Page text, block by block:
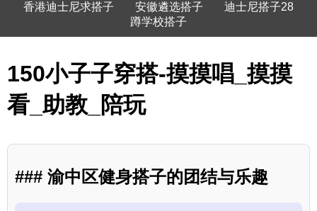
香港迪士尼求搭子
安徽遴选搭子
迪士尼搭子28
蹲学校搭子
150小子子穿搭-摸摸唱_摸摸
看_助教_陪玩
### 渝中区健身搭子的团结与乐趣